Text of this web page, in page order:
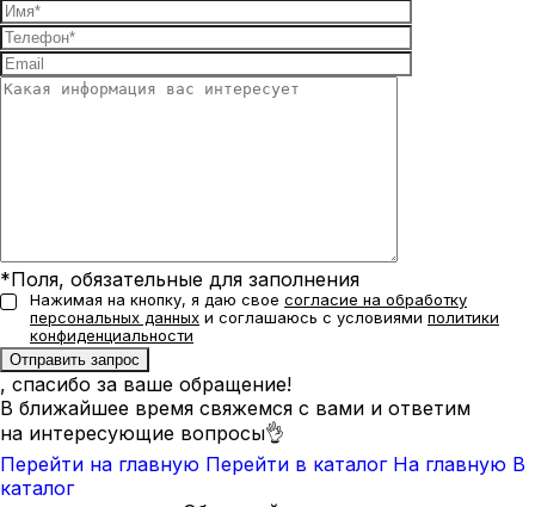
*Поля, обязательные для заполнения
Нажимая на кнопку, я даю свое согласие на обработку
персональных данных и соглашаюсь с условиями политики
конфиденциальности
, спасибо за ваше обращение!
В ближайшее время свяжемся с вами и ответим
на интересующие вопросы👌
Перейти на главную Перейти в каталог На главную В
каталог